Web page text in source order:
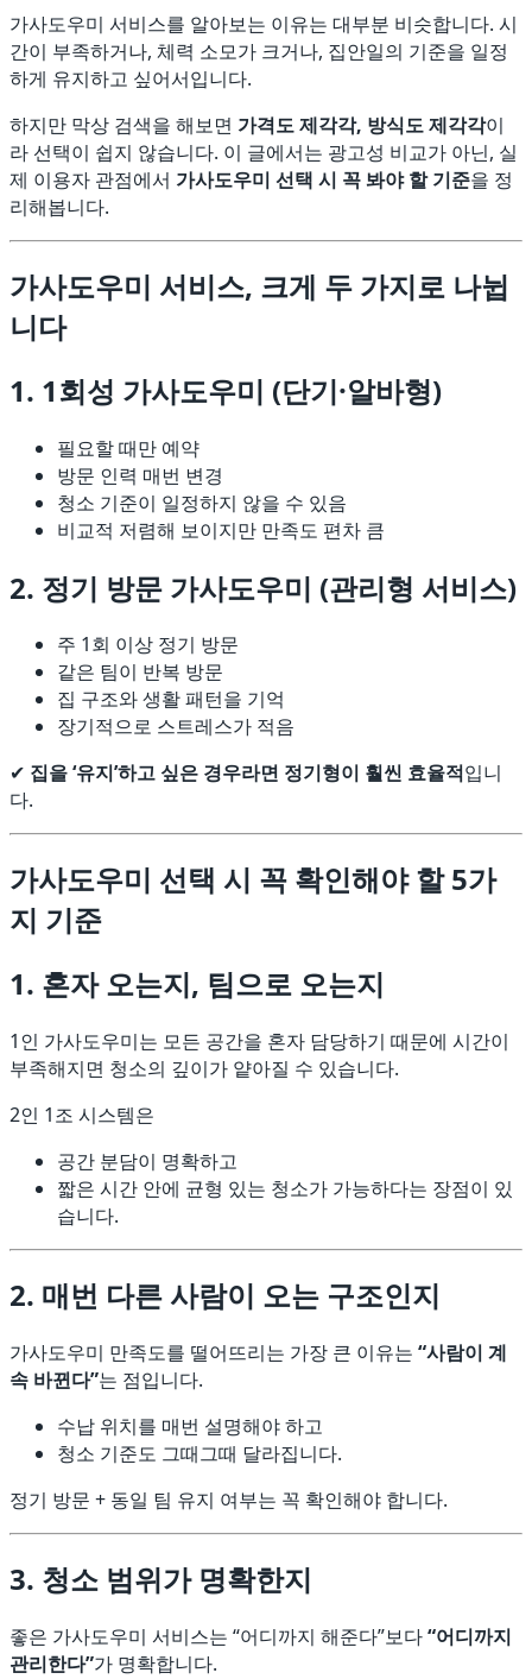
가사도우미 서비스를 알아보는 이유는 대부분 비슷합니다. 시
간이 부족하거나, 체력 소모가 크거나, 집안일의 기준을 일정
하게 유지하고 싶어서입니다.
하지만 막상 검색을 해보면 가격도 제각각, 방식도 제각각이
라 선택이 쉽지 않습니다. 이 글에서는 광고성 비교가 아닌, 실
제 이용자 관점에서 가사도우미 선택 시 꼭 봐야 할 기준을 정
리해봅니다.
가사도우미 서비스, 크게 두 가지로 나뉩
니다
1. 1회성 가사도우미 (단기·알바형)
필요할 때만 예약
방문 인력 매번 변경
청소 기준이 일정하지 않을 수 있음
비교적 저렴해 보이지만 만족도 편차 큼
2. 정기 방문 가사도우미 (관리형 서비스)
주 1회 이상 정기 방문
같은 팀이 반복 방문
집 구조와 생활 패턴을 기억
장기적으로 스트레스가 적음
✔ 집을 ‘유지’하고 싶은 경우라면 정기형이 훨씬 효율적입니
다.
가사도우미 선택 시 꼭 확인해야 할 5가
지 기준
1. 혼자 오는지, 팀으로 오는지
1인 가사도우미는 모든 공간을 혼자 담당하기 때문에 시간이
부족해지면 청소의 깊이가 얕아질 수 있습니다.
2인 1조 시스템은
공간 분담이 명확하고
짧은 시간 안에 균형 있는 청소가 가능하다는 장점이 있
습니다.
2. 매번 다른 사람이 오는 구조인지
가사도우미 만족도를 떨어뜨리는 가장 큰 이유는 “사람이 계
속 바뀐다”는 점입니다.
수납 위치를 매번 설명해야 하고
청소 기준도 그때그때 달라집니다.
정기 방문 + 동일 팀 유지 여부는 꼭 확인해야 합니다.
3. 청소 범위가 명확한지
좋은 가사도우미 서비스는 “어디까지 해준다”보다“어디까지
관리한다”가 명확합니다.